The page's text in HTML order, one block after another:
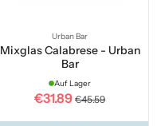
Urban Bar
Mixglas Calabrese - Urban
Bar
Auf Lager
€31.89 €45.59